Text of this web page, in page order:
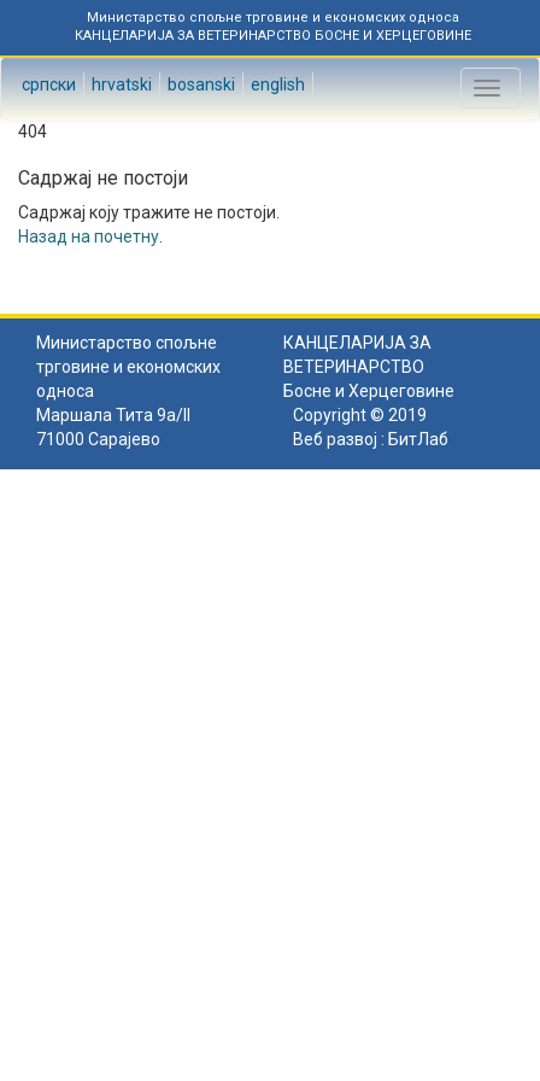
Министарство спољне трговине и економских односа
КАНЦЕЛАРИЈА ЗА ВЕТЕРИНАРСТВО БОСНЕ И ХЕРЦЕГОВИНЕ
српски hrvatski bosanski english
Toggle
404
Садржај не постоји
Садржај коју тражите не постоји.
Назад на почетну
Министарство спољне
трговине и економских
односа
КАНЦЕЛАРИЈА ЗА
ВЕТЕРИНАРСТВО
Босне и Херцеговине
Маршала Тита 9а/II
71000 Сарајево
Copyright © 2019
Веб развој : БитЛаб